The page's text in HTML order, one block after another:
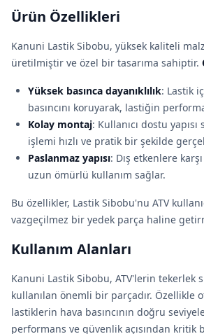
Ürün Özellikleri
Kanuni Lastik Sibobu, yüksek kaliteli
üretilmiştir ve özel bir tasarıma sahiptir.
Yüksek basınca dayanıklılık: Lastik
basıncını koruyarak, lastiğin
Kolay montaj: Kullanıcı dostu
işlemi hızlı ve pratik bir şekilde
Paslanmaz yapısı: Dış etkenlere
uzun ömürlü kullanım sağlar.
Bu özellikler, Lastik Sibobu'nu ATV
vazgeçilmez bir yedek parça haline
Kullanım Alanları
Kanuni Lastik Sibobu, ATV'lerin tekerlek
kullanılan önemli bir parçadır. Özellikle
lastiklerin hava basıncının doğru
performans ve güvenlik açısından kritik